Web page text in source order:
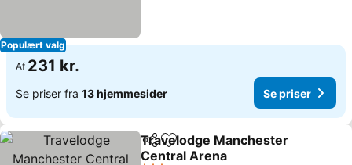
Populært valg
Af 231 kr.
Se priser fra 13 hjemmesider Se priser
Del Føj til favoritter
Travelodge Manchester
Central Arena